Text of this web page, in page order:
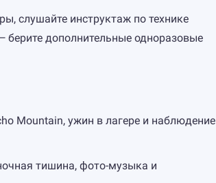
слушайте инструктаж по технике
берите дополнительные одноразовые
Mountain, ужин в лагере и наблюдение
тишина, фото-музыка и